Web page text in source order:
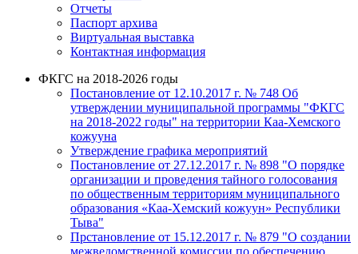
Отчеты
Паспорт архива
Виртуальная выставка
Контактная информация
ФКГС на 2018-2026 годы
Постановление от 12.10.2017 г. № 748 Об
утверждении муниципальной программы "ФКГС
на 2018-2022 годы" на территории Каа-Хемского
кожууна
Утверждение графика мероприятий
Постановление от 27.12.2017 г. № 898 "О порядке
организации и проведения тайного голосования
по общественным территориям муниципального
образования «Каа-Хемский кожуун» Республики
Тыва"
Прстановление от 15.12.2017 г. № 879 "О создании